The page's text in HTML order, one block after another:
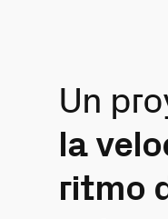
Un
la
ritmo